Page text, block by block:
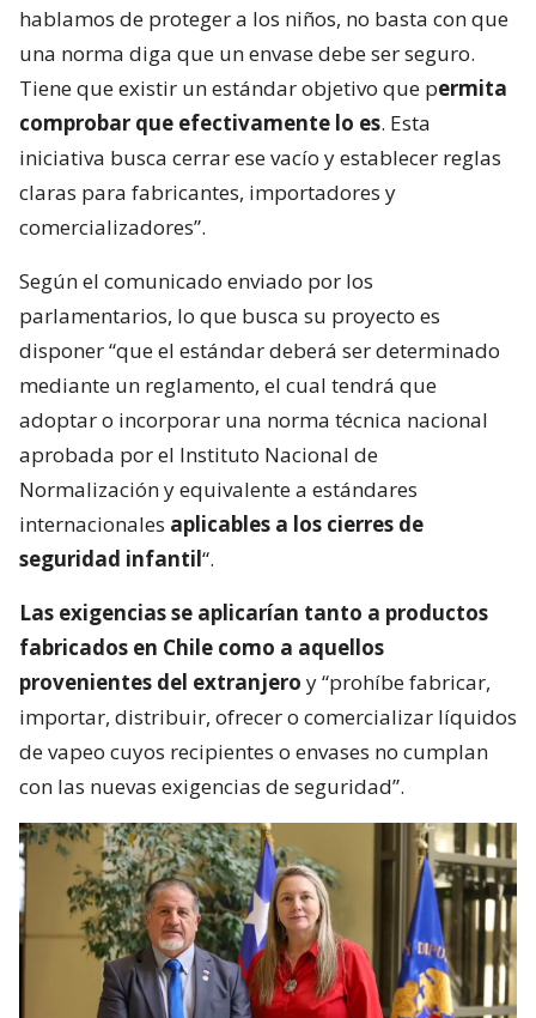
hablamos de proteger a los niños, no basta con que
una norma diga que un envase debe ser seguro.
Tiene que existir un estándar objetivo que permita
comprobar que efectivamente lo es. Esta
iniciativa busca cerrar ese vacío y establecer reglas
claras para fabricantes, importadores y
comercializadores”.
Según el comunicado enviado por los
parlamentarios, lo que busca su proyecto es
disponer “que el estándar deberá ser determinado
mediante un reglamento, el cual tendrá que
adoptar o incorporar una norma técnica nacional
aprobada por el Instituto Nacional de
Normalización y equivalente a estándares
internacionales aplicables a los cierres de
seguridad infantil“.
Las exigencias se aplicarían tanto a productos
fabricados en Chile como a aquellos
provenientes del extranjero y “prohíbe fabricar,
importar, distribuir, ofrecer o comercializar líquidos
de vapeo cuyos recipientes o envases no cumplan
con las nuevas exigencias de seguridad”.